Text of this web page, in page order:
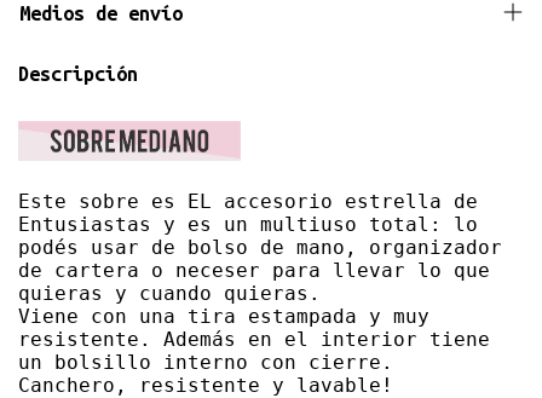
Medios de envío
Descripción
Este sobre es EL accesorio estrella de
Entusiastas y es un multiuso total: lo
podés usar de bolso de mano, organizador
de cartera o neceser para llevar lo que
quieras y cuando quieras.
Viene con una tira estampada y muy
resistente. Además en el interior tiene
un bolsillo interno con cierre.
Canchero, resistente y lavable!